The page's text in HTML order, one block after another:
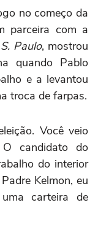
no começo da
parceira com a
Paulo, mostrou
quando Pablo
e a levantou
troca de farpas.
Você veio
candidato do
do interior
Kelmon, eu
carteira de